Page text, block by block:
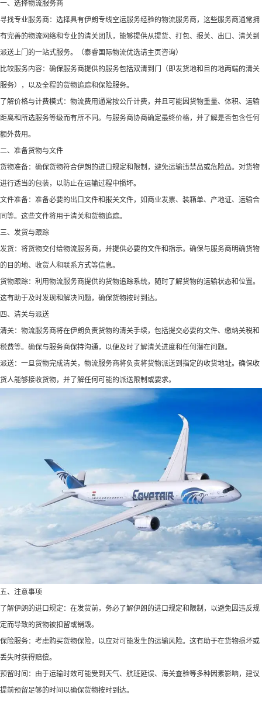
一、选择物流服务商
寻找专业服务商：选择具有伊朗专线空运服务经验的物流服务商，这些服务商通常拥
有完善的物流网络和专业的清关团队，能够提供从提货、打包、报关、出口、清关到
派送上门的一站式服务。（泰睿国际物流优选请主页咨询）
比较服务内容：确保服务商提供的服务包括双清到门（即发货地和目的地两端的清关
服务），以及全程的货物追踪和保险服务。
了解价格与计费模式：物流费用通常按公斤计费，并且可能因货物重量、体积、运输
距离和所选服务等级而有所不同。与服务商协商确定最终价格，并了解是否包含任何
额外费用。
二、准备货物与文件
货物准备：确保货物符合伊朗的进口规定和限制，避免运输违禁品或危险品。对货物
进行适当的包装，以防止在运输过程中损坏。
文件准备：准备必要的出口文件和报关文件，如商业发票、装箱单、产地证、运输合
同等。这些文件将用于清关和货物追踪。
三、发货与跟踪
发货：将货物交付给物流服务商，并提供必要的文件和指示。确保与服务商明确货物
的目的地、收货人和联系方式等信息。
货物跟踪：利用物流服务商提供的货物追踪系统，随时了解货物的运输状态和位置。
这有助于及时发现和解决问题，确保货物按时到达。
四、清关与派送
清关：物流服务商将在伊朗负责货物的清关手续，包括提交必要的文件、缴纳关税和
税费等。确保与服务商保持沟通，以便及时了解清关进度和任何潜在问题。
派送：一旦货物完成清关，物流服务商将负责将货物派送到指定的收货地址。确保收
货人能够接收货物，并了解任何可能的派送限制或要求。
五、注意事项
了解伊朗的进口规定：在发货前，务必了解伊朗的进口规定和限制，以避免因违反规
定而导致的货物被扣留或销毁。
保险服务：考虑购买货物保险，以应对可能发生的运输风险。这有助于在货物损坏或
丢失时获得赔偿。
预留时间：由于运输时效可能受到天气、航班延误、海关查验等多种因素影响，建议
提前预留足够的时间以确保货物按时到达。